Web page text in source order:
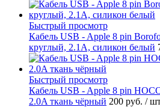
Быстрый просмотр
Кабель USB - Apple 8 pin
круглый, 2.1A, силикон белый
Быстрый просмотр
Кабель USB - Apple 8 pin
2.0A ткань чёрный 200 руб. /